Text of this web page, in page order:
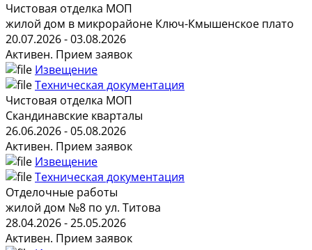
Чистовая отделка МОП
жилой дом в микрорайоне Ключ-Кмышенское плато
20.07.2026 - 03.08.2026
Активен. Прием заявок
Извещение
Техническая документация
Чистовая отделка МОП
Скандинавские кварталы
26.06.2026 - 05.08.2026
Активен. Прием заявок
Извещение
Техническая документация
Отделочные работы
жилой дом №8 по ул. Титова
28.04.2026 - 25.05.2026
Активен. Прием заявок